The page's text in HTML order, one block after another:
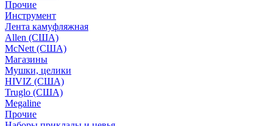
Прочие
Инструмент
Лента камуфляжная
Allen (США)
McNett (США)
Магазины
Мушки, целики
HIVIZ (США)
Truglo (США)
Megaline
Прочие